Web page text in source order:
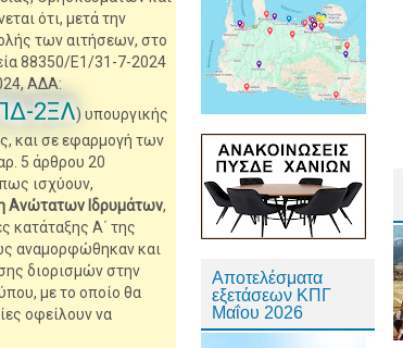
ότι, μετά την
των αιτήσεων, στο
88350/Ε1/31-7-2024
ΑΔΑ:
2ΞΛ) υπουργικής
και σε εφαρμογή των
5 άρθρου 20
ισχύουν,
Ανώτατων Ιδρυμάτων,
κατάταξης Α΄ της
αναμορφώθηκαν και
διορισμών στην
με το οποίο θα
οφείλουν να
Αποτελέσματα
εξετάσεων ΚΠΓ
Μαΐου 2026